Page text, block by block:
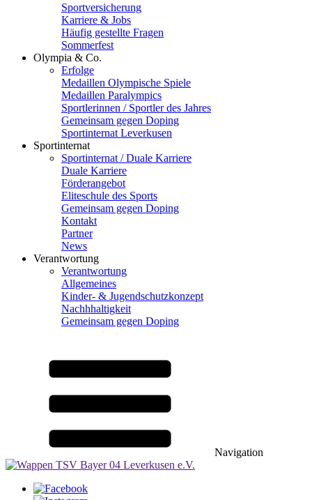
Sportversicherung
Karriere & Jobs
Häufig gestellte Fragen
Sommerfest
Olympia & Co.
Erfolge
Medaillen Olympische Spiele
Medaillen Paralympics
Sportlerinnen / Sportler des Jahres
Gemeinsam gegen Doping
Sportinternat Leverkusen
Sportinternat
Sportinternat / Duale Karriere
Duale Karriere
Förderangebot
Eliteschule des Sports
Gemeinsam gegen Doping
Kontakt
Partner
News
Verantwortung
Verantwortung
Allgemeines
Kinder- & Jugendschutzkonzept
Nachhhaltigkeit
Gemeinsam gegen Doping
Navigation